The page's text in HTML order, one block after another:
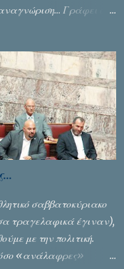
Γράφει ο
σαββατοκύριακο
τραγελαφικά έγιναν),
με την πολιτική.
«ανάλαφρες»